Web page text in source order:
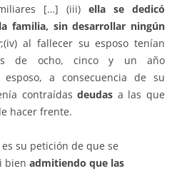
[…] (iii) ella se dedicó
familia, sin desarrollar ningún
;(iv) al fallecer su esposo tenían
de ocho, cinco y un año
esposo, a consecuencia de su
contraídasdeudas a las que
hacer frente.
su petición de que se
bien admitiendo que las